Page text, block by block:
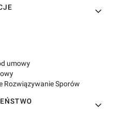
umowy
Rozwiązywanie Sporów